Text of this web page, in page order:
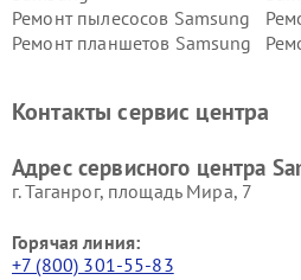
Ремонт пылесосов Samsung
Ремонт планшетов Samsung
Контакты сервис центра
Адрес сервисного центра
г. Таганрог, площадь Мира, 7
Горячая линия:
+7 (800) 301-55-83